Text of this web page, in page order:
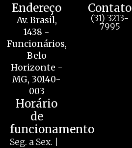
Endereço
Av. Brasil,
1438 -
Funcionários,
Belo
Horizonte -
MG, 30140-
003
Horário
de
funcionamento
Seg. a Sex. |
Contato
(31) 3213-
7995